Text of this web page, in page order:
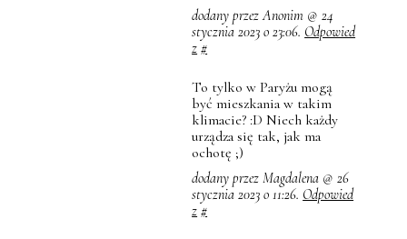
dodany przez Anonim @ 24
stycznia 2023 o 23:06. Odpowied
z #
To tylko w Paryżu mogą
być mieszkania w takim
klimacie? :D Niech każdy
urządza się tak, jak ma
ochotę ;)
dodany przez Magdalena @ 26
stycznia 2023 o 11:26. Odpowied
z #